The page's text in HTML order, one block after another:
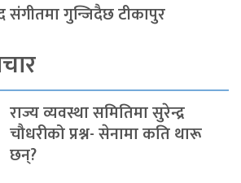
संगीतमा गुन्जिदैछ टीकापुर
राज्य व्यवस्था समितिमा सुरेन्द्र
चौधरीको प्रश्न- सेनामा कति थारू
छन्?